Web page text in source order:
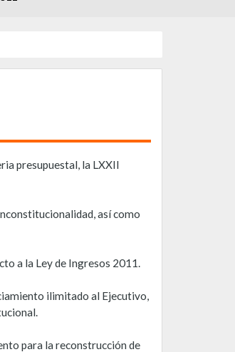
presupuestal, la LXXII
así como
a la Ley de Ingresos 2011.
ilimitado al Ejecutivo,
para la reconstrucción de